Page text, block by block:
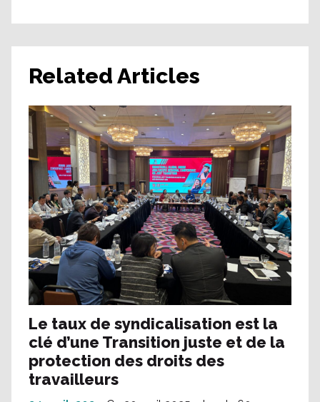
Related Articles
Le taux de syndicalisation est la
clé d’une Transition juste et de la
protection des droits des
travailleurs